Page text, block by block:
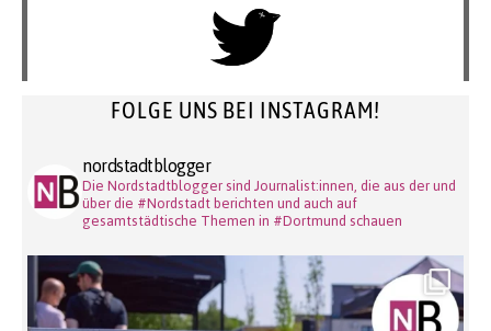
FOLGE UNS BEI INSTAGRAM!
nordstadtblogger
Die Nordstadtblogger sind Journalist:innen, die aus der und
über die #Nordstadt berichten und auch auf
gesamtstädtische Themen in #Dortmund schauen